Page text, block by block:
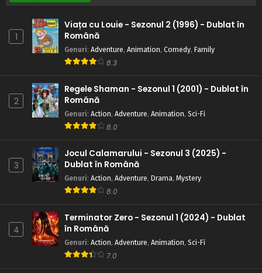
1
Viața cu Louie - Sezonul 2 (1996) - Dublat în
Română
Genuri: Adventure, Animation, Comedy, Family
8.3
2
Regele Shaman - Sezonul 1 (2001) - Dublat în
Română
Genuri: Action, Adventure, Animation, Sci-Fi
8.0
3
Jocul Calamarului - Sezonul 3 (2025) -
Dublat în Română
Genuri: Action, Adventure, Drama, Mystery
8.0
4
Terminator Zero - Sezonul 1 (2024) - Dublat
în Română
Genuri: Action, Adventure, Animation, Sci-Fi
7.0